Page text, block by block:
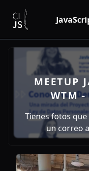
MEETUP
WTM -
Tienes fotos
un correo a